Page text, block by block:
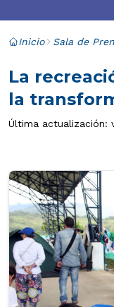
Inicio Sala de
La
la
Última actualización: